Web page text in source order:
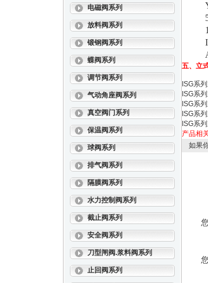
电磁阀系列
放料阀系列
锻钢阀系列
蝶阀系列
调节阀系列
气动角座阀系列
真空阀门系列
保温阀系列
球阀系列
排气阀系列
隔膜阀系列
水力控制阀系列
截止阀系列
安全阀系列
刀型闸阀.浆料阀系列
止回阀系列
50-
I-
A-
五、 立
ISG系
ISG系
ISG系
ISG系
ISG系
产品相
如果